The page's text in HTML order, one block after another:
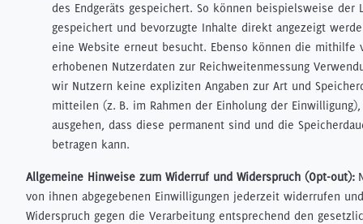
des Endgeräts gespeichert. So können beispielsweise der
gespeichert und bevorzugte Inhalte direkt angezeigt
eine Website erneut besucht. Ebenso können die mithilfe
erhobenen Nutzerdaten zur Reichweitenmessung
wir Nutzern keine expliziten Angaben zur Art und
mitteilen (z. B. im Rahmen der Einholung der
ausgehen, dass diese permanent sind und die
betragen kann.
Allgemeine Hinweise zum Widerruf und Widerspruch (Opt-out):
von ihnen abgegebenen Einwilligungen jederzeit widerrufen
Widerspruch gegen die Verarbeitung entsprechend den